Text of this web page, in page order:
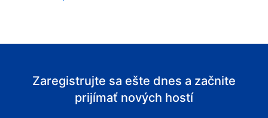
Zaregistrujte sa ešte dnes a začnite
prijímať nových hostí